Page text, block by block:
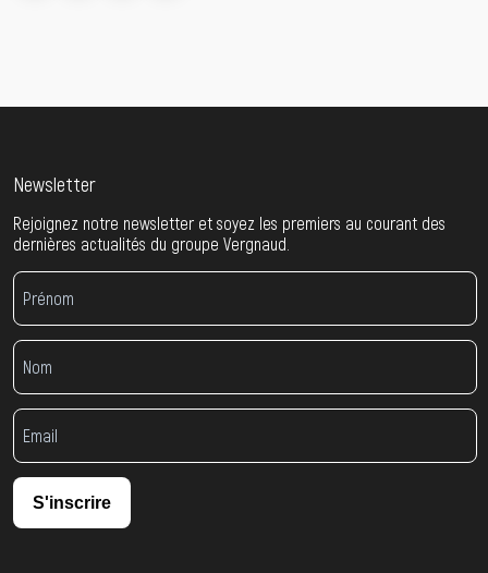
Newsletter
Rejoignez notre newsletter et soyez les premiers au courant des
dernières actualités du groupe Vergnaud.
S'inscrire